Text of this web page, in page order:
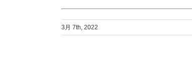
3月 7th, 2022